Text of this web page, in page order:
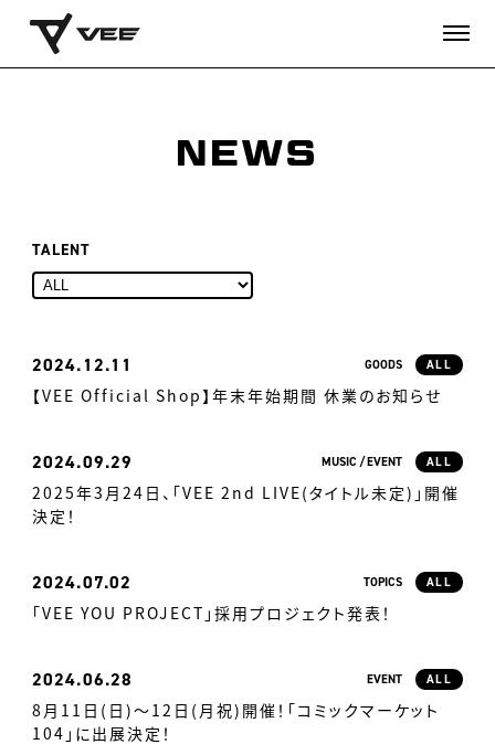
NEWS
TALENT
2024 12.11 GOODS ALL
【VEE Official Shop】年末年始期間 休業のお知らせ
2024 09.29 MUSIC EVENT ALL
2025年3月24日、「VEE 2nd LIVE(タイトル未定)」開催
決定！
2024 07.02 TOPICS ALL
「VEE YOU PROJECT」採用プロジェクト発表！
2024 06.28 EVENT ALL
8月11日(日)～12日(月祝)開催！「コミックマーケット
104」に出展決定！